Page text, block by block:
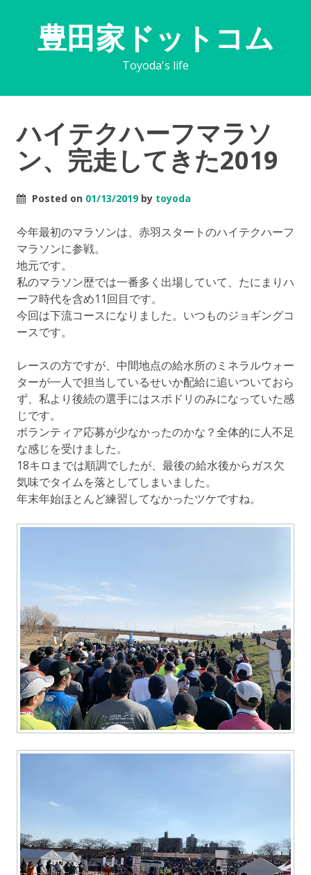
豊田家ドットコム
Toyoda's life
ハイテクハーフマラソ
ン、完走してきた2019
Posted on 01/13/2019by toyoda
今年最初のマラソンは、赤羽スタートのハイテクハーフ
マラソンに参戦。
地元です。
私のマラソン歴では一番多く出場していて、たにまりハ
ーフ時代を含め11回目です。
今回は下流コースになりました。いつものジョギングコ
ースです。
レースの方ですが、中間地点の給水所のミネラルウォー
ターが一人で担当しているせいか配給に追いついておら
ず、私より後続の選手にはスポドリのみになっていた感
じです。
ボランティア応募が少なかったのかな？全体的に人不足
な感じを受けました。
18キロまでは順調でしたが、最後の給水後からガス欠
気味でタイムを落としてしまいました。
年末年始ほとんど練習してなかったツケですね。